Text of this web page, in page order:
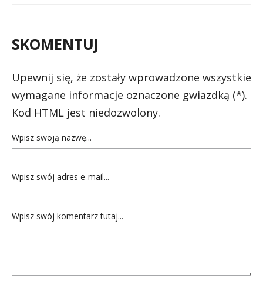
SKOMENTUJ
Upewnij się, że zostały wprowadzone wszystkie
wymagane informacje oznaczone gwiazdką (*).
Kod HTML jest niedozwolony.